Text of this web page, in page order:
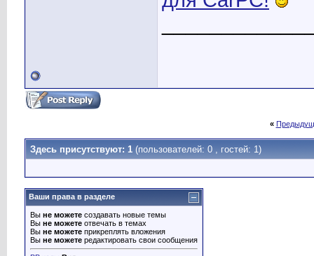
«
Здесь присутствуют: 1 (пользователей: 0 , гостей: 1)
Ваши права в разделе
Вы не можете создавать новые темы
Вы не можете отвечать в темах
Вы не можете прикреплять вложения
Вы не можете редактировать свои сообщения